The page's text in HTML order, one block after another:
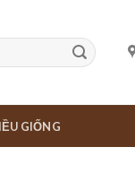
GIỐNG